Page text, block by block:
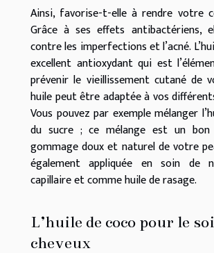
Ainsi, favorise-t-elle à rendre votre
Grâce à ses effets antibactériens,
contre les imperfections et l’acné.
excellent antioxydant qui est
prévenir le vieillissement cutané de
huile peut être adaptée à vos
Vous pouvez par exemple mélanger
du sucre ; ce mélange est un
gommage doux et naturel de votre
également appliquée en soin de
capillaire et comme huile de rasage.
L’huile de coco pour le
cheveux